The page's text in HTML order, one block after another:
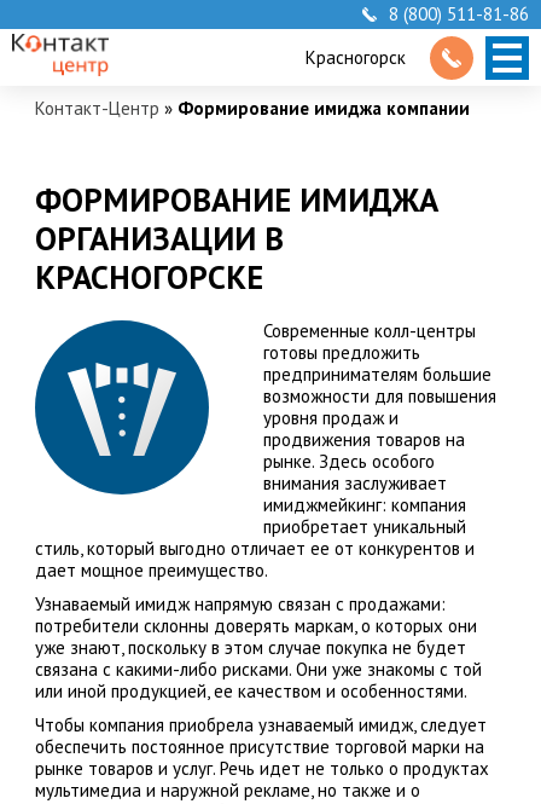
8 (800) 511-81-86
Красногорск
Контакт-Центр » Формирование имиджа компании
ФОРМИРОВАНИЕ ИМИДЖА
ОРГАНИЗАЦИИ В
КРАСНОГОРСКЕ
Современные колл-центры
готовы предложить
предпринимателям большие
возможности для повышения
уровня продаж и
продвижения товаров на
рынке. Здесь особого
внимания заслуживает
имиджмейкинг: компания
приобретает уникальный
стиль, который выгодно отличает ее от конкурентов и
дает мощное преимущество.
Узнаваемый имидж напрямую связан с продажами:
потребители склонны доверять маркам, о которых они
уже знают, поскольку в этом случае покупка не будет
связана с какими-либо рисками. Они уже знакомы с той
или иной продукцией, ее качеством и особенностями.
Чтобы компания приобрела узнаваемый имидж, следует
обеспечить постоянное присутствие торговой марки на
рынке товаров и услуг. Речь идет не только о продуктах
мультимедиа и наружной рекламе, но также и о